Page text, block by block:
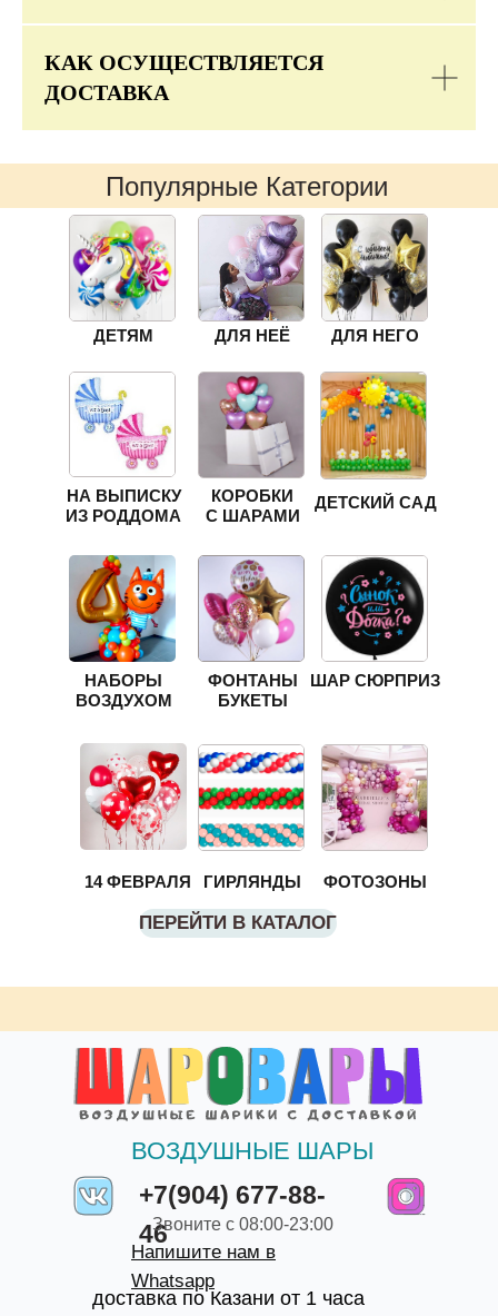
КАК ОСУЩЕСТВЛЯЕТСЯ
ДОСТАВКА
Популярные Категории
ФОНТАНЫ
БУКЕТЫ
ДЛЯ НЕЁ ДЛЯ НЕГО
ДЕТЯМ
НА ВЫПИСКУ
ИЗ РОДДОМА
ШАР СЮРПРИЗ
ГИРЛЯНДЫ
ПЕРЕЙТИ В КАТАЛОГ
ФОТОЗОНЫ
КОРОБКИ
С ШАРАМИ
14 ФЕВРАЛЯ
НАБОРЫ
ВОЗДУХОМ
ДЕТСКИЙ САД
+7(904) 677-88-
46
ВОЗДУШНЫЕ ШАРЫ
доставка по Казани от 1 часа
Звоните с 08:00-23:00
Напишите нам в
Whatsapp